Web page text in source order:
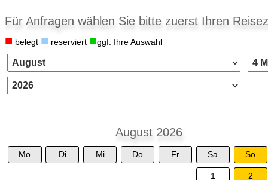
Für Anfragen wählen Sie bitte zuerst Ihren
■ belegt ■ reserviert ■ggf. Ihre Auswahl
August 2026
Mo Di Mi Do Fr Sa So
1 2